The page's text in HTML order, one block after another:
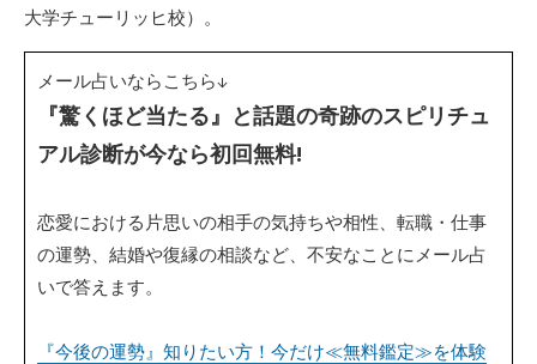
大学チューリッヒ校）。
メール占いならこちら↓
『驚くほど当たる』と話題の奇跡のスピリチュ
アル診断が今なら初回無料!
恋愛における片思いの相手の気持ちや相性、転職・仕事
の運勢、結婚や復縁の相談など、不安なことにメール占
いで答えます。
『今後の運勢』知りたい方！今だけ≪無料鑑定≫を体験